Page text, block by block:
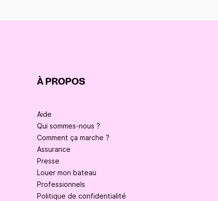
À PROPOS
Aide
Qui sommes-nous ?
Comment ça marche ?
Assurance
Presse
Louer mon bateau
Professionnels
Politique de confidentialité